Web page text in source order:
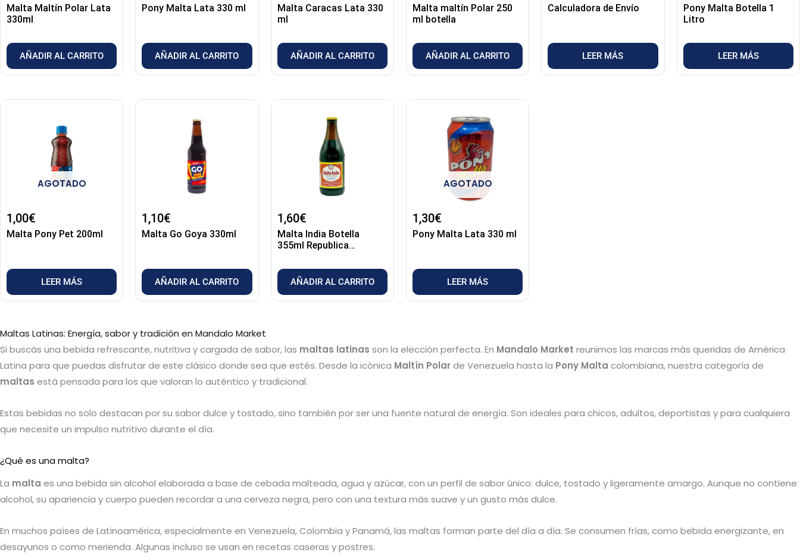
Malta Maltín Polar Lata
330ml
AÑADIR AL CARRITO
Pony Malta Lata 330 ml
AÑADIR AL CARRITO
Malta Caracas Lata 330
ml
AÑADIR AL CARRITO
Malta maltín Polar 250
ml botella
AÑADIR AL CARRITO
Calculadora de Envío
LEER MÁS
Pony Malta Botella 1
Litro
LEER MÁS
AGOTADO
1,00€
Malta Pony Pet 200ml
LEER MÁS
1,10€
Malta Go Goya 330ml
AÑADIR AL CARRITO
1,60€
Malta India Botella
355ml Republica
AÑADIR AL CARRITO
AGOTADO
1,30€
Pony Malta Lata 330 ml
LEER MÁS
Maltas Latinas: Energía, sabor y tradición en Mandalo Market
Si buscás una bebida refrescante, nutritiva y cargada de sabor, las maltas latinas son la elección perfecta. En Mandalo Market reunimos las marcas más queridas de América
Latina para que puedas disfrutar de este clásico donde sea que estés. Desde la icónica Maltín Polarde Venezuela hasta la Pony Malta colombiana, nuestra categoría de
maltas está pensada para los que valoran lo auténtico y tradicional.
Estas bebidas no solo destacan por su sabor dulce y tostado, sino también por ser una fuente natural de energía. Son ideales para chicos, adultos, deportistas y para cualquiera
que necesite un impulso nutritivo durante el día.
¿Qué es una malta?
La malta es una bebida sin alcohol elaborada a base de cebada malteada, agua y azúcar, con un perfil de sabor único: dulce, tostado y ligeramente amargo. Aunque no contiene
alcohol, su apariencia y cuerpo pueden recordar a una cerveza negra, pero con una textura más suave y un gusto más dulce.
En muchos países de Latinoamérica, especialmente en Venezuela, Colombia y Panamá, las maltas forman parte del día a día. Se consumen frías, como bebida energizante, en
desayunos o como merienda. Algunas incluso se usan en recetas caseras y postres.